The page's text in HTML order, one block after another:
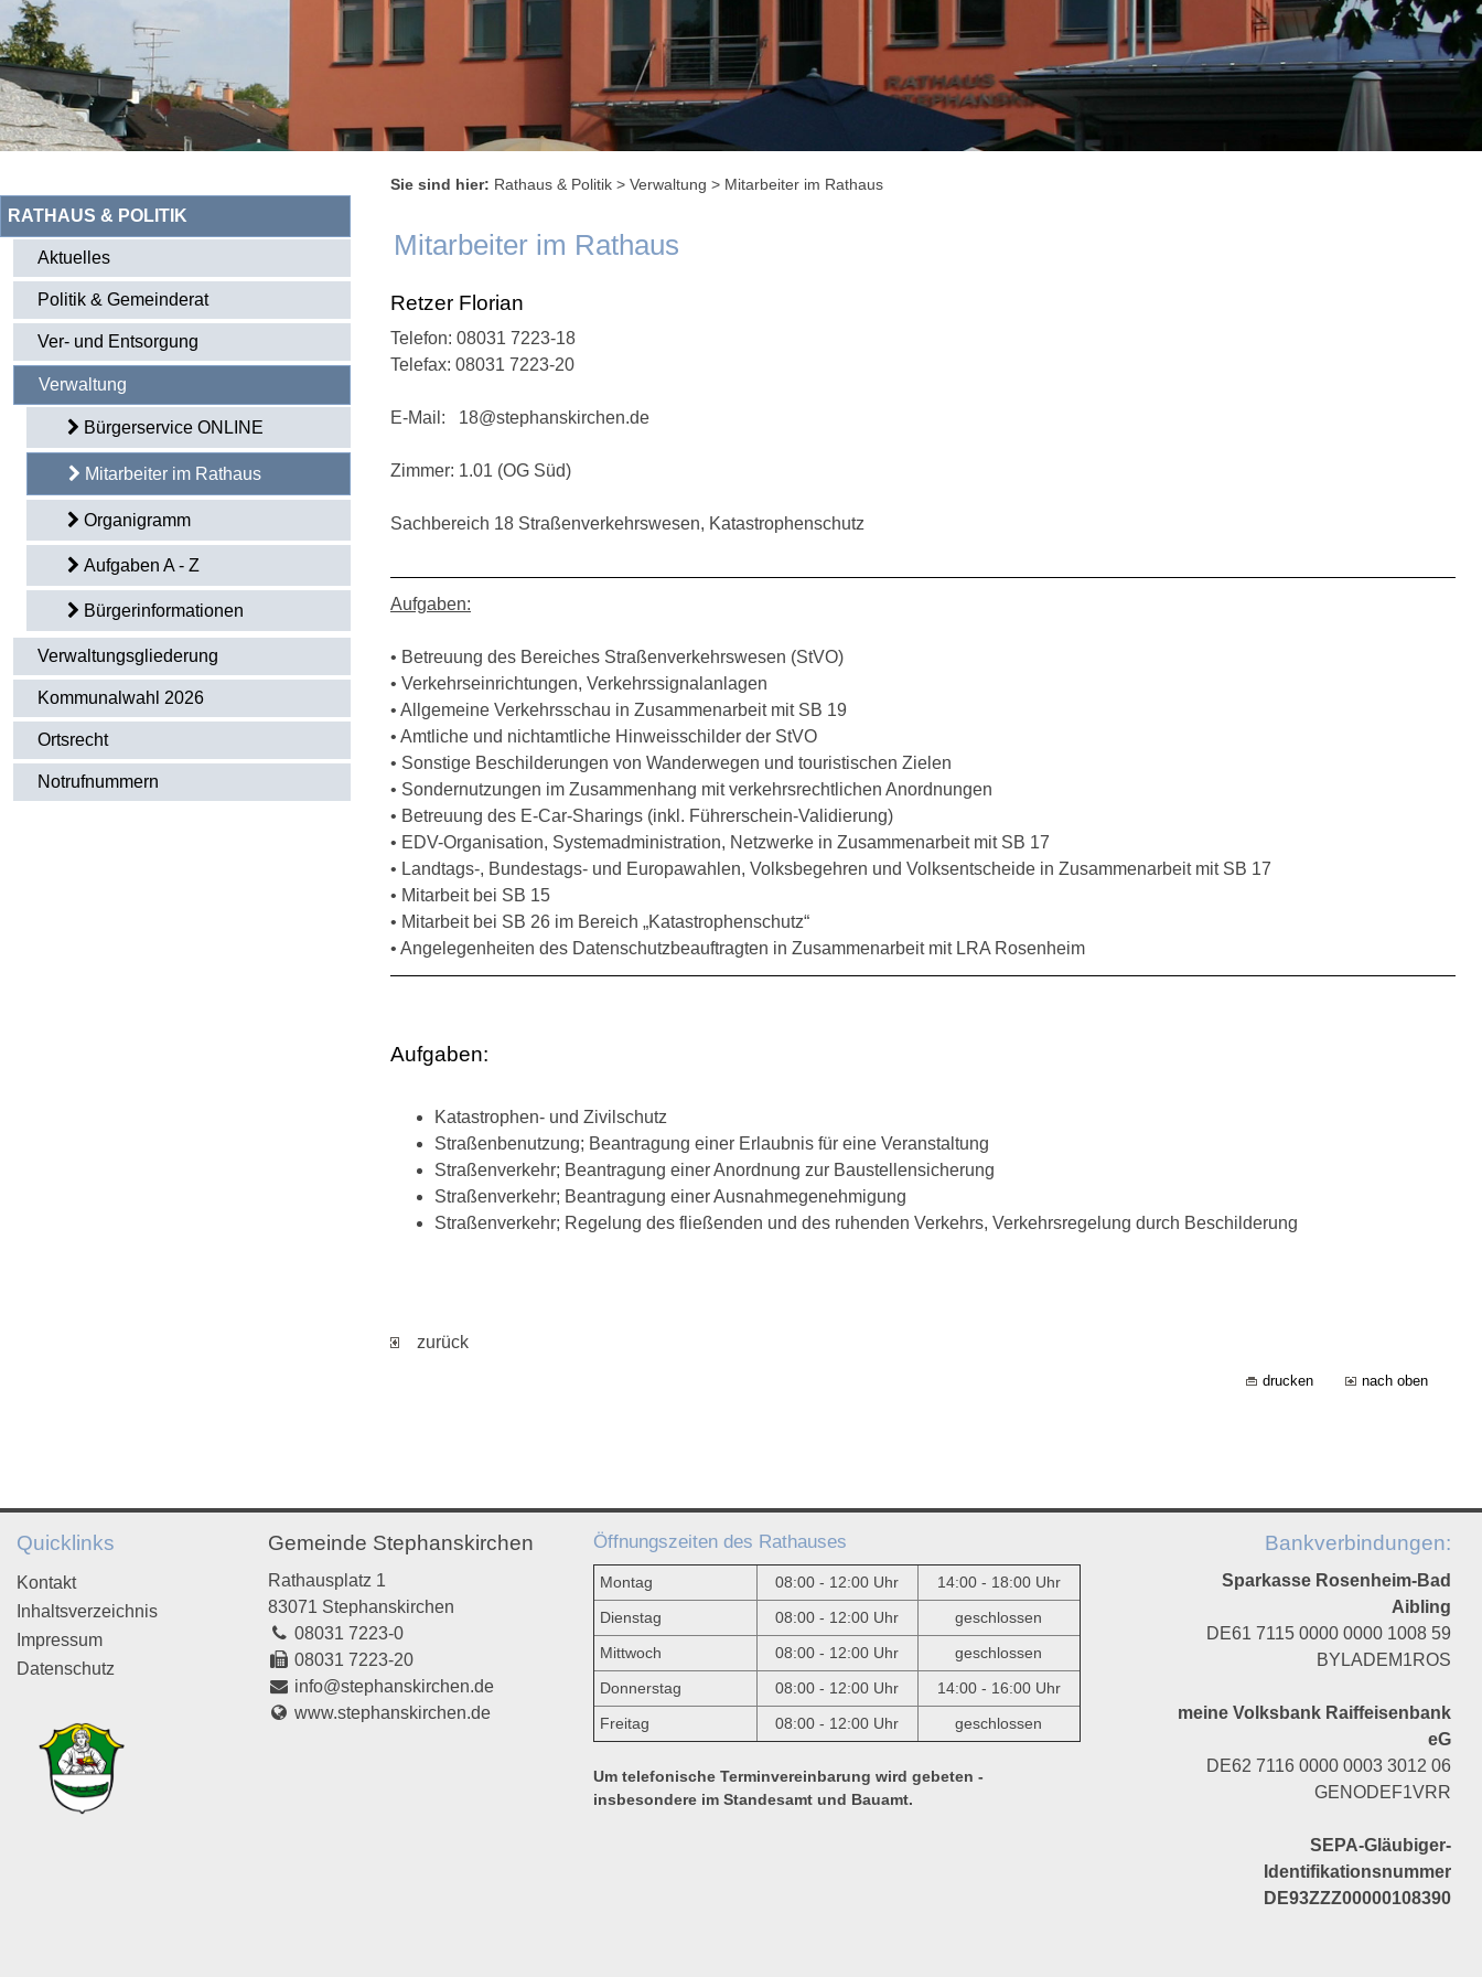
RATHAUS & POLITIK
Aktuelles
Politik & Gemeinderat
Ver- und Entsorgung
Verwaltung
Bürgerservice ONLINE
Mitarbeiter im Rathaus
Organigramm
Aufgaben A - Z
Bürgerinformationen
Verwaltungsgliederung
Kommunalwahl 2026
Ortsrecht
Notrufnummern
Sie sind hier: Rathaus & Politik > Verwaltung > Mitarbeiter im Rathaus
Mitarbeiter im Rathaus
Retzer Florian
Telefon: 08031 7223-18
Telefax: 08031 7223-20
E-Mail: 18@stephanskirchen.de
Zimmer: 1.01 (OG Süd)
Sachbereich 18 Straßenverkehrswesen, Katastrophenschutz
Aufgaben:
• Betreuung des Bereiches Straßenverkehrswesen (StVO)
• Verkehrseinrichtungen, Verkehrssignalanlagen
• Allgemeine Verkehrsschau in Zusammenarbeit mit SB 19
• Amtliche und nichtamtliche Hinweisschilder der StVO
• Sonstige Beschilderungen von Wanderwegen und touristischen Zielen
• Sondernutzungen im Zusammenhang mit verkehrsrechtlichen Anordnungen
• Betreuung des E-Car-Sharings (inkl. Führerschein-Validierung)
• EDV-Organisation, Systemadministration, Netzwerke in Zusammenarbeit mit SB 17
• Landtags-, Bundestags- und Europawahlen, Volksbegehren und Volksentscheide in Zusammenarbeit mit SB 17
• Mitarbeit bei SB 15
• Mitarbeit bei SB 26 im Bereich „Katastrophenschutz“
• Angelegenheiten des Datenschutzbeauftragten in Zusammenarbeit mit LRA Rosenheim
Aufgaben:
Katastrophen- und Zivilschutz
Straßenbenutzung; Beantragung einer Erlaubnis für eine Veranstaltung
Straßenverkehr; Beantragung einer Anordnung zur Baustellensicherung
Straßenverkehr; Beantragung einer Ausnahmegenehmigung
Straßenverkehr; Regelung des fließenden und des ruhenden Verkehrs, Verkehrsregelung durch Beschilderung
zurück
drucken nach oben
Quicklinks
Kontakt
Inhaltsverzeichnis
Impressum
Datenschutz
Gemeinde Stephanskirchen
Rathausplatz 1
83071 Stephanskirchen
08031 7223-0
08031 7223-20
info@stephanskirchen.de
www.stephanskirchen.de
Öffnungszeiten des Rathauses
Montag 08:00 - 12:00 Uhr
14:00 - 18:00 Uhr
Dienstag
08:00 - 12:00 Uhr
geschlossen
Mittwoch
08:00 - 12:00 Uhr
geschlossen
Donnerstag
08:00 - 12:00 Uhr
14:00 - 16:00 Uhr
Freitag
08:00 - 12:00 Uhr geschlossen
Um telefonische Terminvereinbarung wird gebeten -
insbesondere im Standesamt und Bauamt.
Bankverbindungen:
Sparkasse Rosenheim-Bad
Aibling
DE61 7115 0000 0000 1008 59
BYLADEM1ROS
meine Volksbank Raiffeisenbank
eG
DE62 7116 0000 0003 3012 06
GENODEF1VRR
SEPA-Gläubiger-
Identifikationsnummer
DE93ZZZ00000108390